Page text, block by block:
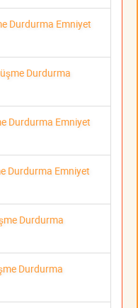
Durdurma Emniyet
Durdurma
Durdurma Emniyet
Durdurma Emniyet
Durdurma
Durdurma